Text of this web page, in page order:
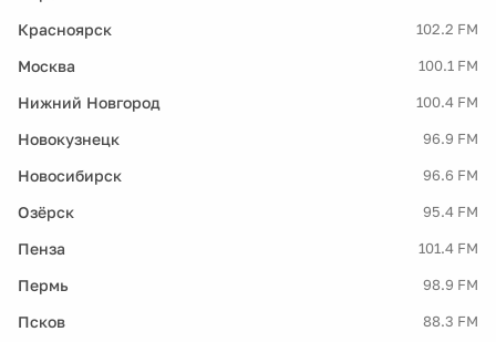
Красноярск 102.2 FM
Москва 100.1 FM
Нижний Новгород 100.4 FM
Новокузнецк 96.9 FM
Новосибирск 96.6 FM
Озёрск 95.4 FM
Пенза 101.4 FM
Пермь 98.9 FM
Псков 88.3 FM